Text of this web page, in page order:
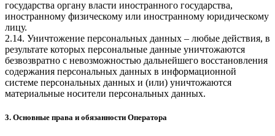
государства органу власти иностранного государства,
иностранному физическому или иностранному юридическому
лицу.
2.14. Уничтожение персональных данных – любые действия, в
результате которых персональные данные уничтожаются
безвозвратно с невозможностью дальнейшего восстановления
содержания персональных данных в информационной
системе персональных данных и (или) уничтожаются
материальные носители персональных данных.
3. Основные права и обязанности Оператора